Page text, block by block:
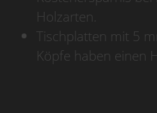
Holzarten.
Tischplatten mit 5
Köpfe haben einen